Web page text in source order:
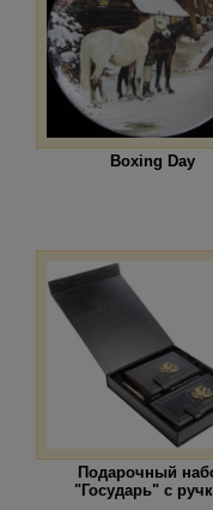
Boxing Day
Подарочный
"Государь" с